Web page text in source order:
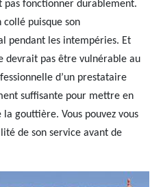
pas fonctionner durablement.
puisque son
pendant les intempéries. Et
devrait pas être vulnérable au
d’un prestataire
suffisante pour mettre en
gouttière. Vous pouvez vous
de son service avant de